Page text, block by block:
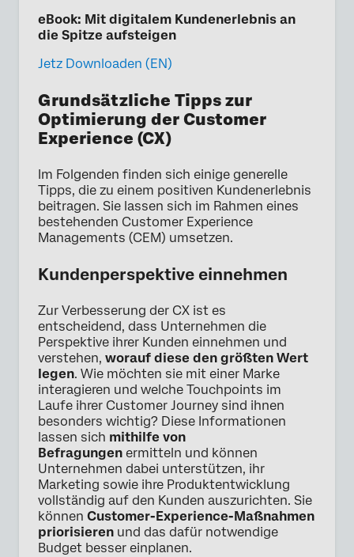
eBook: Mit digitalem Kundenerlebnis an
die Spitze aufsteigen
Jetz Downloaden (EN)
Grundsätzliche Tipps zur
Optimierung der Customer
Experience (CX)
Im Folgenden finden sich einige generelle
Tipps, die zu einem positiven Kundenerlebnis
beitragen. Sie lassen sich im Rahmen eines
bestehenden Customer Experience
Managements (CEM) umsetzen.
Kundenperspektive einnehmen
Zur Verbesserung der CX ist es
entscheidend, dass Unternehmen die
Perspektive ihrer Kunden einnehmen und
verstehen, worauf diese den größten Wert
legen. Wie möchten sie mit einer Marke
interagieren und welche Touchpoints im
Laufe ihrer Customer Journey sind ihnen
besonders wichtig? Diese Informationen
lassen sich mithilfe von
Befragungen ermitteln und können
Unternehmen dabei unterstützen, ihr
Marketing sowie ihre Produktentwicklung
vollständig auf den Kunden auszurichten. Sie
können Customer-Experience-Maßnahmen
priorisieren und das dafür notwendige
Budget besser einplanen.